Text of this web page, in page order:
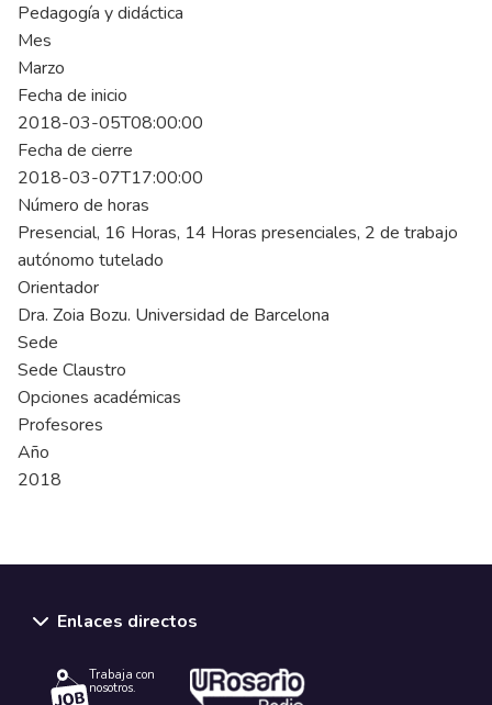
Pedagogía y didáctica
Mes
Marzo
Fecha de inicio
2018-03-05T08:00:00
Fecha de cierre
2018-03-07T17:00:00
Número de horas
Presencial, 16 Horas, 14 Horas presenciales, 2 de trabajo
autónomo tutelado
Orientador
Dra. Zoia Bozu. Universidad de Barcelona
Sede
Sede Claustro
Opciones académicas
Profesores
Año
2018
Enlaces directos
Trabaja con
nosotros.